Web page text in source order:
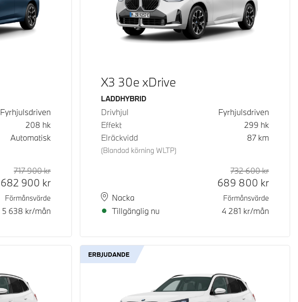
Fyrhjulsdriven
208 hk
Automatisk
Rek. ord pris
717 900krKontantpris
682 900 kr
Förmånsvärde
5 638 kr/mån
X3 30e xDrive
Bränsle
LADDHYBRID
Drivhjul
Fyrhjulsdriven
Effekt
299 hk
Elräckvidd
(Blandad körning WLTP)
87 km
PlatsNacka
Leveranstid
Tillgänglig nu
Rek.
732 600kr
689 800 kr
Förmånsvärde
4 281 kr/mån
ERBJUDANDE